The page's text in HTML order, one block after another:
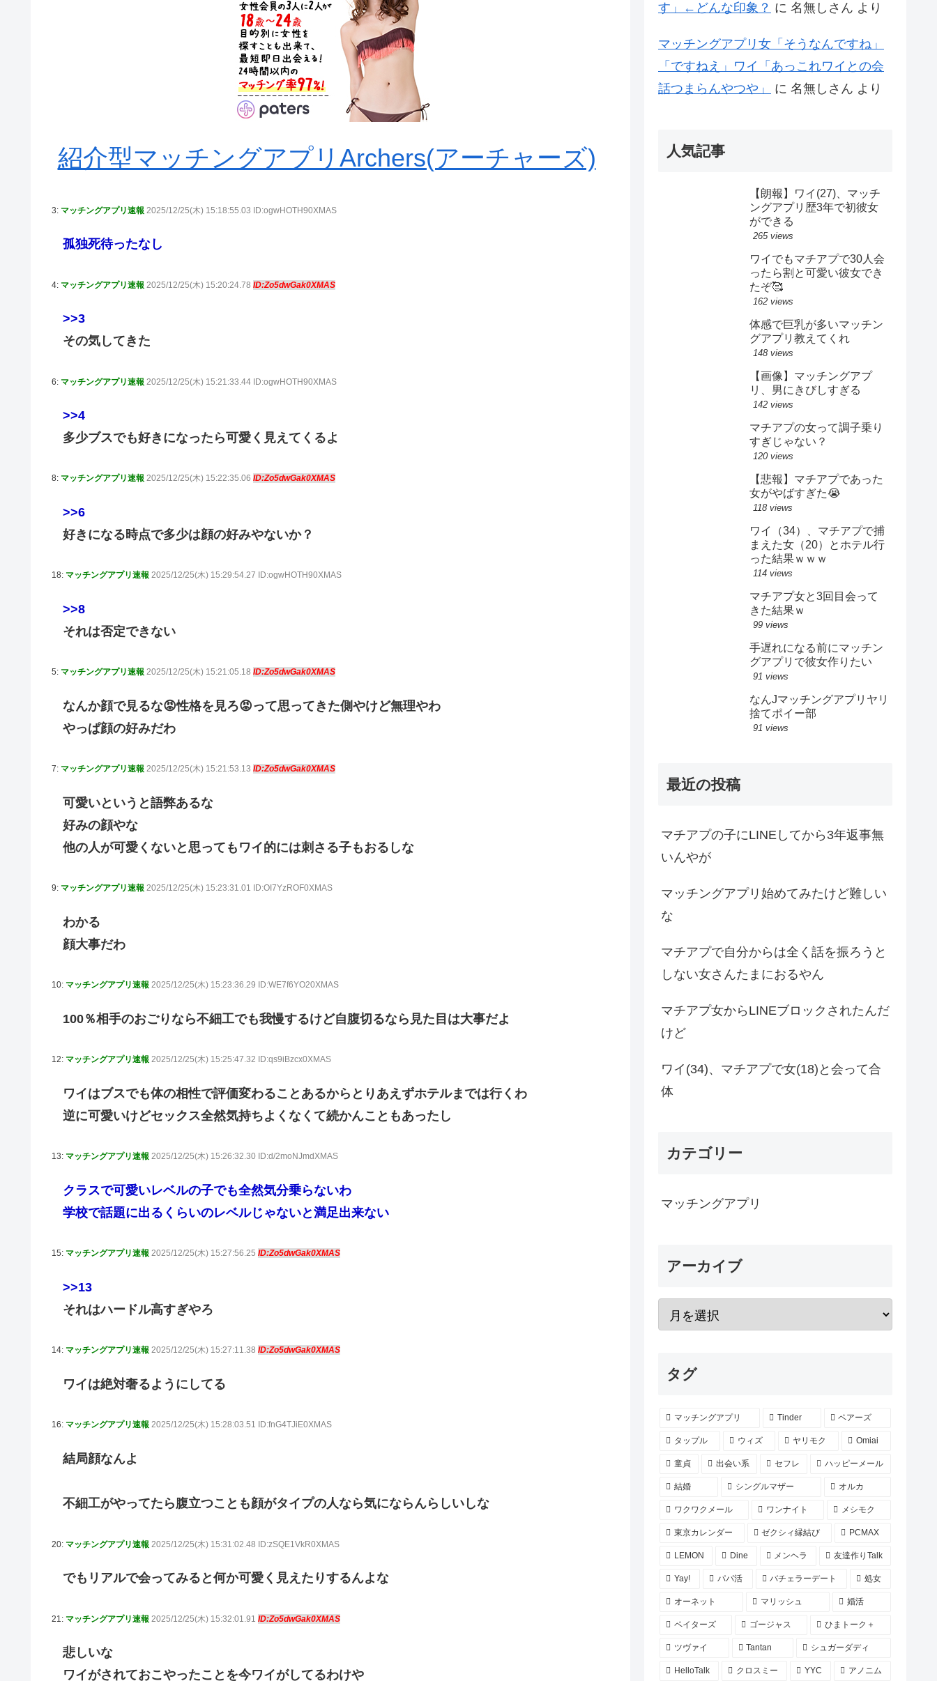
紹介型マッチングアプリArchers(アーチャーズ)
3: マッチングアプリ速報 2025/12/25(木) 15:18:55.03 ID:ogwHOTH90XMAS
孤独死待ったなし
4: マッチングアプリ速報 2025/12/25(木) 15:20:24.78 ID:Zo5dwGak0XMAS
>>3
その気してきた
6: マッチングアプリ速報 2025/12/25(木) 15:21:33.44 ID:ogwHOTH90XMAS
>>4
多少ブスでも好きになったら可愛く見えてくるよ
8: マッチングアプリ速報 2025/12/25(木) 15:22:35.06 ID:Zo5dwGak0XMAS
>>6
好きになる時点で多少は顔の好みやないか？
18: マッチングアプリ速報 2025/12/25(木) 15:29:54.27 ID:ogwHOTH90XMAS
>>8
それは否定できない
5: マッチングアプリ速報 2025/12/25(木) 15:21:05.18 ID:Zo5dwGak0XMAS
なんか顔で見るな😡性格を見ろ😡って思ってきた側やけど無理やわ
やっぱ顔の好みだわ
7: マッチングアプリ速報 2025/12/25(木) 15:21:53.13 ID:Zo5dwGak0XMAS
可愛いというと語弊あるな
好みの顔やな
他の人が可愛くないと思ってもワイ的には刺さる子もおるしな
9: マッチングアプリ速報 2025/12/25(木) 15:23:31.01 ID:OI7YzROF0XMAS
わかる
顔大事だわ
10: マッチングアプリ速報 2025/12/25(木) 15:23:36.29 ID:WE7f6YO20XMAS
100％相手のおごりなら不細工でも我慢するけど自腹切るなら見た目は大事だよ
12: マッチングアプリ速報 2025/12/25(木) 15:25:47.32 ID:qs9iBzcx0XMAS
ワイはブスでも体の相性で評価変わることあるからとりあえずホテルまでは行くわ
逆に可愛いけどセックス全然気持ちよくなくて続かんこともあったし
13: マッチングアプリ速報 2025/12/25(木) 15:26:32.30 ID:d/2moNJmdXMAS
クラスで可愛いレベルの子でも全然気分乗らないわ
学校で話題に出るくらいのレベルじゃないと満足出来ない
15: マッチングアプリ速報 2025/12/25(木) 15:27:56.25 ID:Zo5dwGak0XMAS
>>13
それはハードル高すぎやろ
14: マッチングアプリ速報 2025/12/25(木) 15:27:11.38 ID:Zo5dwGak0XMAS
ワイは絶対奢るようにしてる
16: マッチングアプリ速報 2025/12/25(木) 15:28:03.51 ID:fnG4TJiE0XMAS
結局顔なんよ
不細工がやってたら腹立つことも顔がタイプの人なら気にならんらしいしな
20: マッチングアプリ速報 2025/12/25(木) 15:31:02.48 ID:zSQE1VkR0XMAS
でもリアルで会ってみると何か可愛く見えたりするんよな
21: マッチングアプリ速報 2025/12/25(木) 15:32:01.91 ID:Zo5dwGak0XMAS
悲しいな
ワイがされておこやったことを今ワイがしてるわけや
す」←どんな印象？ に 名無しさん より
マッチングアプリ女「そうなんですね」
「ですねえ」ワイ「あっこれワイとの会
話つまらんやつや」
に 名無しさん より
人気記事
【朗報】ワイ(27)、マッチ
ングアプリ歴3年で初彼女
ができる
265 views
ワイでもマチアプで30人会
ったら割と可愛い彼女でき
たぞ🥰
162 views
体感で巨乳が多いマッチン
グアプリ教えてくれ
148 views
【画像】マッチングアプ
リ、男にきびしすぎる
142 views
マチアプの女って調子乗り
すぎじゃない？
120 views
【悲報】マチアプであった
女がやばすぎた😭
118 views
ワイ（34）、マチアプで捕
まえた女（20）とホテル行
った結果ｗｗｗ
114 views
マチアプ女と3回目会って
きた結果ｗ
99 views
手遅れになる前にマッチン
グアプリで彼女作りたい
91 views
なんJマッチングアプリヤリ
捨てポイー部
91 views
最近の投稿
マチアプの子にLINEしてから3年返事無
いんやが
マッチングアプリ始めてみたけど難しい
な
マチアプで自分からは全く話を振ろうと
しない女さんたまにおるやん
マチアプ女からLINEブロックされたんだ
けど
ワイ(34)、マチアプで女(18)と会って合
体
カテゴリー
マッチングアプリ
アーカイブ
タグ
マッチングアプリ Tinder ペアーズ
タップル ウィズ ヤリモク Omiai
童貞 出会い系 セフレ ハッピーメール
結婚 シングルマザー オルカ
ワクワクメール ワンナイト メシモク
東京カレンダー ゼクシィ縁結び PCMAX
LEMON Dine メンヘラ 友達作りTalk
Yay! パパ活 バチェラーデート 処女
オーネット マリッシュ 婚活
ペイターズ ゴージャス ひまトーク＋
ツヴァイ Tantan シュガーダディ
HelloTalk クロスミー YYC アノニム